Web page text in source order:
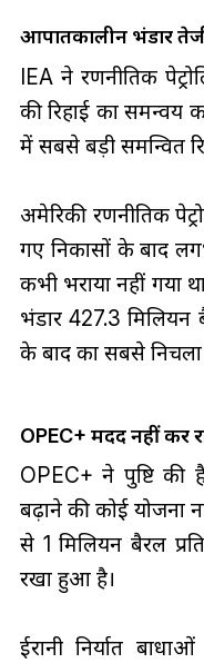
आपातकालीन भंडार
IEA ने रणनीतिक
की रिहाई का समन्वय
में सबसे बड़ी समन्वित
अमेरिकी रणनीतिक
गए निकासों के बाद
कभी भराया नहीं गया
भंडार 427.3
के बाद का सबसे निचला
OPEC+ मदद नहीं कर
OPEC+ ने पुष्टि
बढ़ाने की कोई योजना
से 1 मिलियन बैरल
रखा हुआ है।
ईरानी निर्यात